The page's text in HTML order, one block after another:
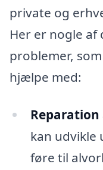
private og
Her er nogle af
problemer,
hjælpe med:
kan udvikle
føre til